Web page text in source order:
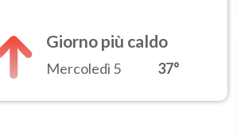
Giorno più caldo
Mercoledì 5 37°